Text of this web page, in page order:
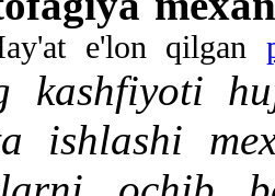
e'lon qilgan
kashfiyoti
ishlashi